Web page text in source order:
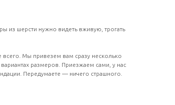
из шерсти нужно видеть вживую, трогать
Мы привезем вам сразу несколько
размеров. Приезжаем сами, у нас
Передумаете — ничего страшного.